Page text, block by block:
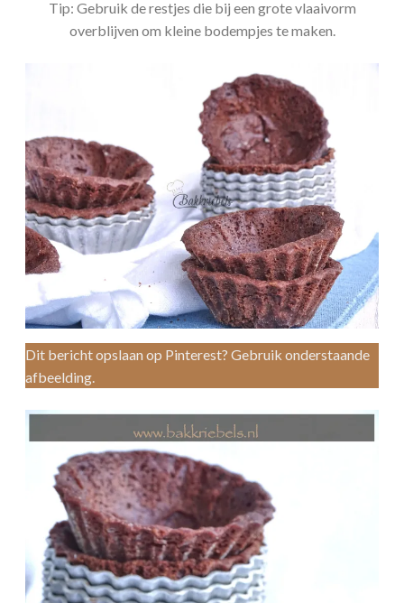
Tip: Gebruik de restjes die bij een grote vlaaivorm
overblijven om kleine bodempjes te maken.
Dit bericht opslaan op Pinterest? Gebruik onderstaande
afbeelding.